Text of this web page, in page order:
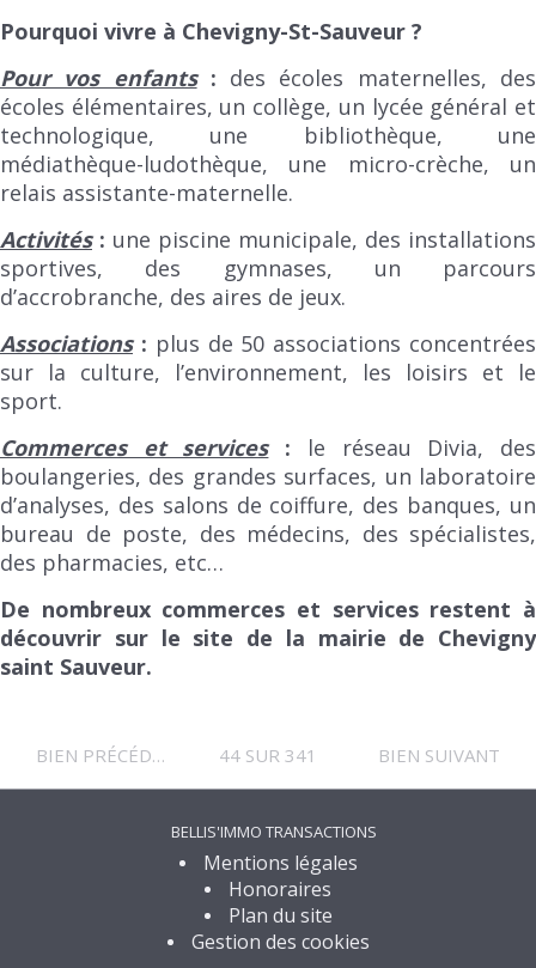
Pourquoi vivre à Chevigny-St-Sauveur ?
Pour vos enfants: des écoles maternelles, des
écoles élémentaires, un collège, un lycée général et
technologique, une bibliothèque, une
médiathèque-ludothèque, une micro-crèche, un
relais assistante-maternelle.
Activités: une piscine municipale, des installations
sportives, des gymnases, un parcours
d’accrobranche, des aires de jeux.
Associations: plus de 50 associations concentrées
sur la culture, l’environnement, les loisirs et le
sport.
Commerces et services: le réseau Divia, des
boulangeries, des grandes surfaces, un laboratoire
d’analyses, des salons de coiffure, des banques, un
bureau de poste, des médecins, des spécialistes,
des pharmacies, etc…
De nombreux commerces et services restent à
découvrir sur le site de la mairie de Chevigny
saint Sauveur.
BIEN PRÉCÉDENT 44 SUR 341 BIEN SUIVANT
BELLIS'IMMO TRANSACTIONS
Mentions légales
Honoraires
Plan du site
Gestion des cookies